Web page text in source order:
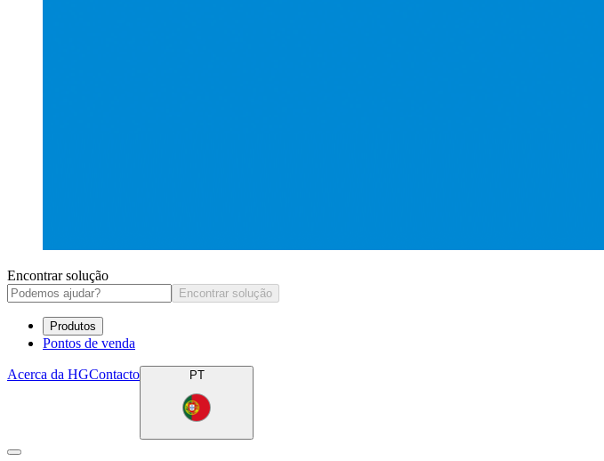
Encontrar solução
Encontrar solução
Produtos
Pontos de venda
Acerca da HGContacto PT